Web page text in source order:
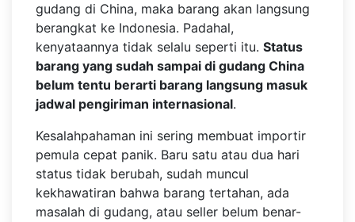
gudang di China, maka barang akan langsung
berangkat ke Indonesia. Padahal,
kenyataannya tidak selalu seperti itu. Status
barang yang sudah sampai di gudang China
belum tentu berarti barang langsung masuk
jadwal pengiriman internasional.
Kesalahpahaman ini sering membuat importir
pemula cepat panik. Baru satu atau dua hari
status tidak berubah, sudah muncul
kekhawatiran bahwa barang tertahan, ada
masalah di gudang, atau seller belum benar-